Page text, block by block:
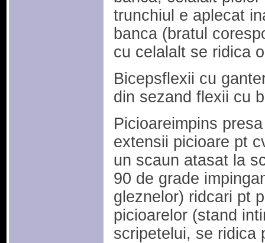
trunchiul e aplecat
banca (bratul
cu celalalt se ridica
Bicepsflexii cu
din sezand flexii cu
Picioareimpins
extensii picioare pt
un scaun atasat la
90 de grade
gleznelor) ridcari pt
picioarelor (stand
scripetelui, se ridica